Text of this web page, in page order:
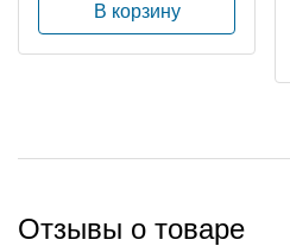
В корзину
Отзывы о товаре